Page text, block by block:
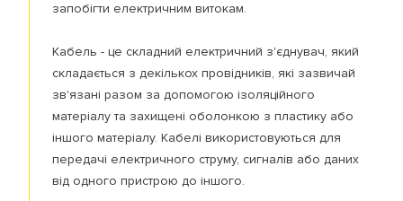
запобігти електричним витокам.
Кабель - це складний електричний з'єднувач, який
складається з декількох провідників, які зазвичай
зв'язані разом за допомогою ізоляційного
матеріалу та захищені оболонкою з пластику або
іншого матеріалу. Кабелі використовуються для
передачі електричного струму, сигналів або даних
від одного пристрою до іншого.